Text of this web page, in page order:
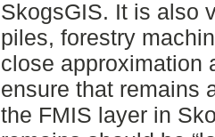
SkogsGIS. It is also
piles, forestry
close approximation
ensure that remains
the FMIS layer in